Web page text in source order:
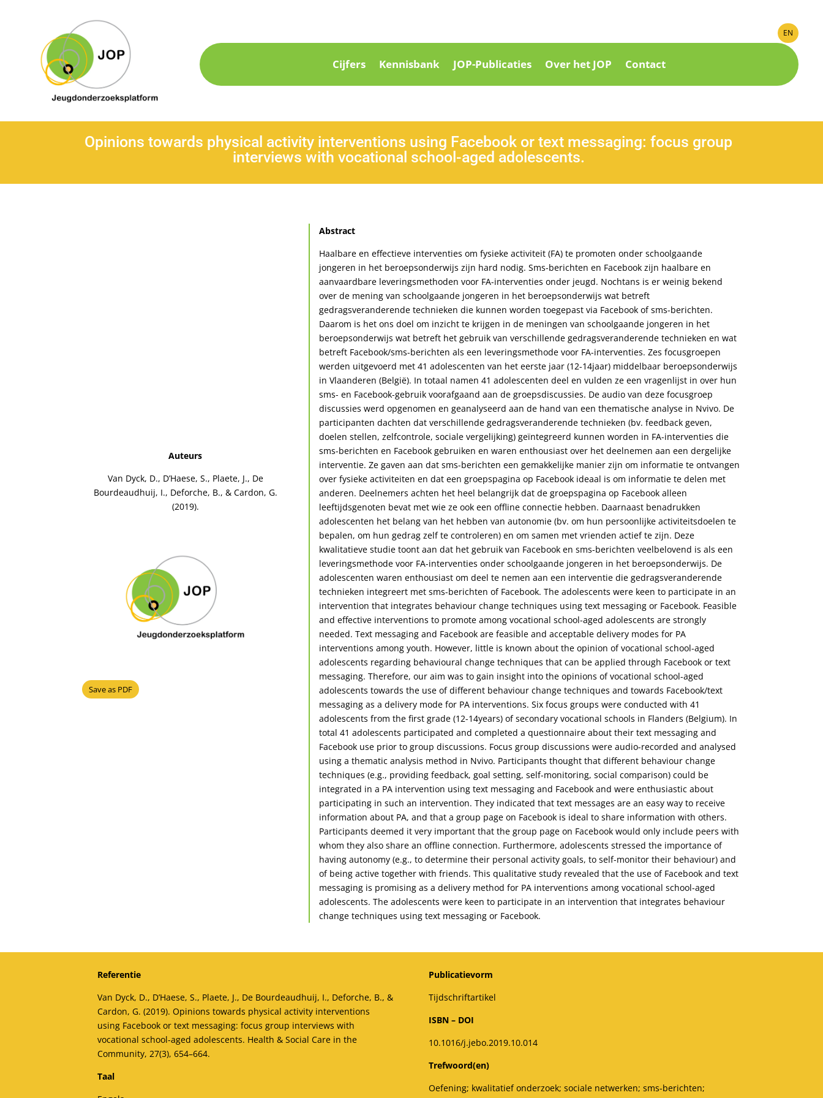
EN
Cijfers Kennisbank JOP-Publicaties Over het JOP Contact
Opinions towards physical activity interventions using Facebook or text messaging: focus group
interviews with vocational school-aged adolescents.
Auteurs
Van Dyck, D., D’Haese, S., Plaete, J., De
Bourdeaudhuij, I., Deforche, B., & Cardon, G.
(2019).
Save as PDF
Abstract
Haalbare en effectieve interventies om fysieke activiteit (FA) te promoten onder schoolgaande
jongeren in het beroepsonderwijs zijn hard nodig. Sms-berichten en Facebook zijn haalbare en
aanvaardbare leveringsmethoden voor FA-interventies onder jeugd. Nochtans is er weinig bekend
over de mening van schoolgaande jongeren in het beroepsonderwijs wat betreft
gedragsveranderende technieken die kunnen worden toegepast via Facebook of sms-berichten.
Daarom is het ons doel om inzicht te krijgen in de meningen van schoolgaande jongeren in het
beroepsonderwijs wat betreft het gebruik van verschillende gedragsveranderende technieken en wat
betreft Facebook/sms-berichten als een leveringsmethode voor FA-interventies. Zes focusgroepen
werden uitgevoerd met 41 adolescenten van het eerste jaar (12-14jaar) middelbaar beroepsonderwijs
in Vlaanderen (België). In totaal namen 41 adolescenten deel en vulden ze een vragenlijst in over hun
sms- en Facebook-gebruik voorafgaand aan de groepsdiscussies. De audio van deze focusgroep
discussies werd opgenomen en geanalyseerd aan de hand van een thematische analyse in Nvivo. De
participanten dachten dat verschillende gedragsveranderende technieken (bv. feedback geven,
doelen stellen, zelfcontrole, sociale vergelijking) geïntegreerd kunnen worden in FA-interventies die
sms-berichten en Facebook gebruiken en waren enthousiast over het deelnemen aan een dergelijke
interventie. Ze gaven aan dat sms-berichten een gemakkelijke manier zijn om informatie te ontvangen
over fysieke activiteiten en dat een groepspagina op Facebook ideaal is om informatie te delen met
anderen. Deelnemers achten het heel belangrijk dat de groepspagina op Facebook alleen
leeftijdsgenoten bevat met wie ze ook een offline connectie hebben. Daarnaast benadrukken
adolescenten het belang van het hebben van autonomie (bv. om hun persoonlijke activiteitsdoelen te
bepalen, om hun gedrag zelf te controleren) en om samen met vrienden actief te zijn. Deze
kwalitatieve studie toont aan dat het gebruik van Facebook en sms-berichten veelbelovend is als een
leveringsmethode voor FA-interventies onder schoolgaande jongeren in het beroepsonderwijs. De
adolescenten waren enthousiast om deel te nemen aan een interventie die gedragsveranderende
technieken integreert met sms-berichten of Facebook. The adolescents were keen to participate in an
intervention that integrates behaviour change techniques using text messaging or Facebook. Feasible
and effective interventions to promote among vocational school-aged adolescents are strongly
needed. Text messaging and Facebook are feasible and acceptable delivery modes for PA
interventions among youth. However, little is known about the opinion of vocational school-aged
adolescents regarding behavioural change techniques that can be applied through Facebook or text
messaging. Therefore, our aim was to gain insight into the opinions of vocational school-aged
adolescents towards the use of different behaviour change techniques and towards Facebook/text
messaging as a delivery mode for PA interventions. Six focus groups were conducted with 41
adolescents from the first grade (12-14years) of secondary vocational schools in Flanders (Belgium). In
total 41 adolescents participated and completed a questionnaire about their text messaging and
Facebook use prior to group discussions. Focus group discussions were audio-recorded and analysed
using a thematic analysis method in Nvivo. Participants thought that different behaviour change
techniques (e.g., providing feedback, goal setting, self-monitoring, social comparison) could be
integrated in a PA intervention using text messaging and Facebook and were enthusiastic about
participating in such an intervention. They indicated that text messages are an easy way to receive
information about PA, and that a group page on Facebook is ideal to share information with others.
Participants deemed it very important that the group page on Facebook would only include peers with
whom they also share an offline connection. Furthermore, adolescents stressed the importance of
having autonomy (e.g., to determine their personal activity goals, to self-monitor their behaviour) and
of being active together with friends. This qualitative study revealed that the use of Facebook and text
messaging is promising as a delivery method for PA interventions among vocational school-aged
adolescents. The adolescents were keen to participate in an intervention that integrates behaviour
change techniques using text messaging or Facebook.
Referentie
Van Dyck, D., D’Haese, S., Plaete, J., De Bourdeaudhuij, I., Deforche, B., &
Cardon, G. (2019). Opinions towards physical activity interventions
using Facebook or text messaging: focus group interviews with
vocational school-aged adolescents. Health & Social Care in the
Community, 27(3), 654–664.
Taal
Publicatievorm
Tijdschriftartikel
ISBN – DOI
10.1016/j.jebo.2019.10.014
Trefwoord(en)
Oefening; kwalitatief onderzoek; sociale netwerken; sms-berichten;